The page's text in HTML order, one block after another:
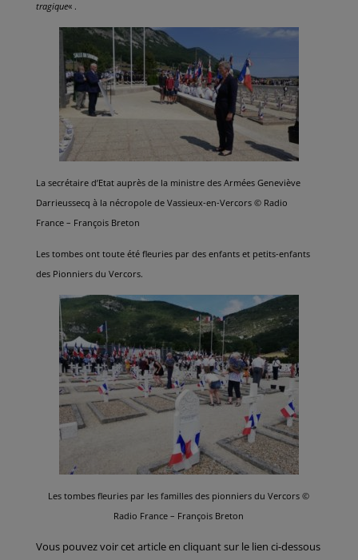
tragique« .
La secrétaire d’Etat auprès de la ministre des Armées Geneviève
Darrieussecq à la nécropole de Vassieux-en-Vercors © Radio
France – François Breton
Les tombes ont toute été fleuries par des enfants et petits-enfants
des Pionniers du Vercors.
Les tombes fleuries par les familles des pionniers du Vercors ©
Radio France – François Breton
Vous pouvez voir cet article en cliquant sur le lien ci-dessous